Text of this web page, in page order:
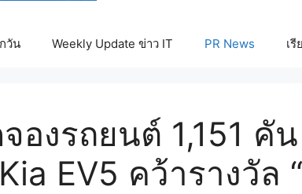
วัน Weekly Update ข่าว IT PR News เ
องรถยนต์ 1,151 คั
EV5 คว้ารางวัล